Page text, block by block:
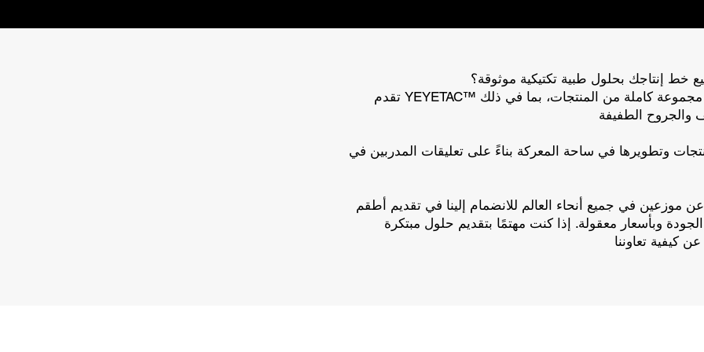
خط إنتاجك بحلول طبية تكتيكية موثوقة؟
تقدم YEYETAC™ مجموعة كاملة من المنتجات، بما في ذلك IFAKs والإمدادات
وتطويرها في ساحة المعركة بناءً على تعليقات المدربين في
موزعين في جميع أنحاء العالم للانضمام إلينا في تقديم أطقم
الجودة وبأسعار معقولة. إذا كنت مهتمًا بتقديم حلول مبتكرة